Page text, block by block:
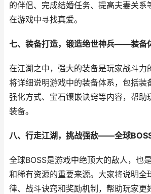
的伴侣、完成结婚任务、提高夫妻关系
在游戏中寻找真爱。
七、装备打造，锻造绝世神兵——装备
在江湖之中，强大的装备是玩家战斗力
将详细说明游戏中的装备体系，包括装
强化方式、宝石镶嵌诀窍等内容，帮助
装备。
八、行走江湖，挑战强敌——全球
全球BOSS是游戏中绝顶大的敌人，也
和稀有资源的重要来源。大家将说明全
律、战斗诀窍和奖励机制，帮助玩家更